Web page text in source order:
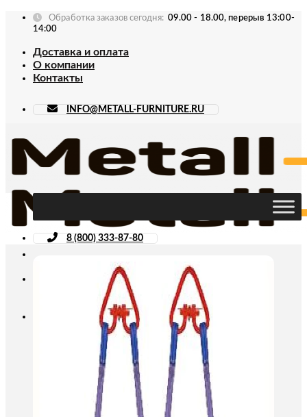
Skip
Обработка заказов сегодня: 09.00 - 18.00, перерыв 13:00-
14:00
Доставка и оплата
О компании
Контакты
INFO@METALL-FURNITURE.RU
8 (800) 333-87-80